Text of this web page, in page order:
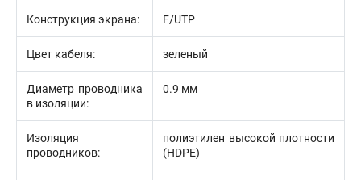
Конструкция экрана: F/UTP
Цвет кабеля: зеленый
Диаметр проводника
в изоляции:
0.9 мм
Изоляция
проводников:
полиэтилен высокой плотности
(HDPE)